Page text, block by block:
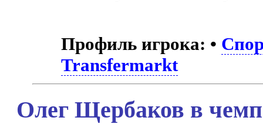
Профиль игрока: •
Transfermarkt
Олег Щербаков в